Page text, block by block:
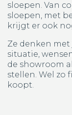
sloepen. Van
sloepen, met
krijgt er ook
Ze denken
situatie,
de showroom
stellen. Wel zo
koopt.